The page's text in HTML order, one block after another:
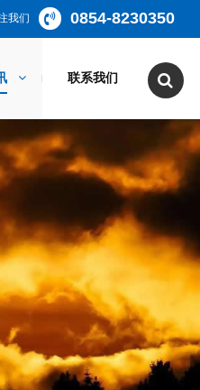
我们 0854-8230350
联系我们